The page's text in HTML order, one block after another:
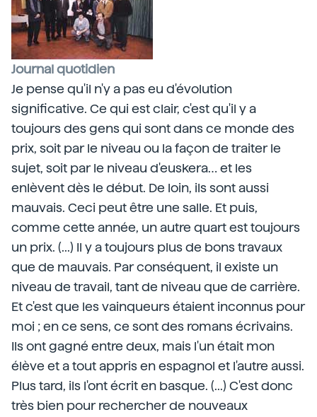
Journal quotidien
Je pense qu'il n'y a pas eu d'évolution
significative. Ce qui est clair, c'est qu'il y a
toujours des gens qui sont dans ce monde des
prix, soit par le niveau ou la façon de traiter le
sujet, soit par le niveau d'euskera… et les
enlèvent dès le début. De loin, ils sont aussi
mauvais. Ceci peut être une salle. Et puis,
comme cette année, un autre quart est toujours
un prix. (...) Il y a toujours plus de bons travaux
que de mauvais. Par conséquent, il existe un
niveau de travail, tant de niveau que de carrière.
Et c'est que les vainqueurs étaient inconnus pour
moi ; en ce sens, ce sont des romans écrivains.
Ils ont gagné entre deux, mais l'un était mon
élève et a tout appris en espagnol et l'autre aussi.
Plus tard, ils l'ont écrit en basque. (...) C'est donc
très bien pour rechercher de nouveaux